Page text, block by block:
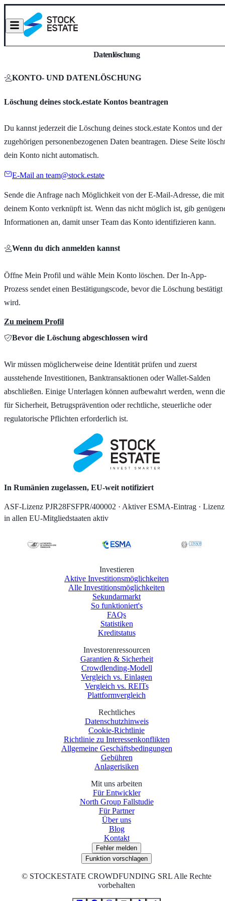
Datenlöschung
KONTO- UND DATENLÖSCHUNG
Löschung deines stock.estate Kontos beantragen
Du kannst jederzeit die Löschung deines stock.estate Kontos und der
zugehörigen personenbezogenen Daten beantragen. Diese Seite
dein Konto nicht automatisch.
E-Mail an team@stock.estate
Sende die Anfrage nach Möglichkeit von der E-Mail-Adresse, die mit
deinem Konto verknüpft ist. Wenn das nicht möglich ist, gib
Informationen an, damit unser Team das Konto identifizieren kann.
Wenn du dich anmelden kannst
Öffne Mein Profil und wähle Mein Konto löschen. Der In-App-
Prozess sendet einen Bestätigungscode, bevor die Löschung bestätigt
wird.
Zu meinem Profil
Bevor die Löschung abgeschlossen wird
Wir müssen möglicherweise deine Identität prüfen und zuerst
ausstehende Investitionen, Banktransaktionen oder Wallet-Salden
abschließen. Einige Unterlagen können aufbewahrt werden, wenn
für Sicherheit, Betrugsprävention oder rechtliche, steuerliche oder
regulatorische Pflichten erforderlich ist.
In Rumänien zugelassen, EU-weit notifiziert
ASF-Lizenz PJR28FSFPR/400002 · Aktiver ESMA-Eintrag · Lizenz
in allen EU-Mitgliedstaaten aktiv
Investieren
Aktive Investitionsmöglichkeiten
Alle Investitionsmöglichkeiten
Sekundarmarkt
So funktioniert's
FAQs
Statistiken
Kreditstatus
Investorenressourcen
Garantien & Sicherheit
Crowdlending-Modell
Vergleich vs. Einlagen
Vergleich vs. REITs
Plattformvergleich
Rechtliches
Datenschutzhinweis
Cookie-Richtlinie
Richtlinie zu Interessenkonflikten
Allgemeine Geschäftsbedingungen
Gebühren
Anlagerisiken
Mit uns arbeiten
Für Entwickler
North Group Fallstudie
Für Partner
Über uns
Blog
Kontakt
Fehler melden
Funktion vorschlagen
© STOCKESTATE CROWDFUNDING SRL Alle Rechte
vorbehalten